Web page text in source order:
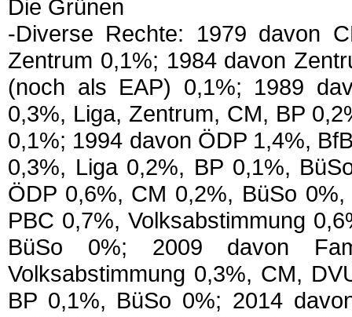
Die Grünen
-Diverse Rechte: 1979 davon
Zentrum 0,1%; 1984 davon
(noch als EAP) 0,1%; 1989
0,3%, Liga, Zentrum, CM, BP
0,1%; 1994 davon ÖDP 1,4%,
0,3%, Liga 0,2%, BP 0,1%,
ÖDP 0,6%, CM 0,2%, BüSo
PBC 0,7%, Volksabstimmung
BüSo 0%; 2009 davon
Volksabstimmung 0,3%, CM,
BP 0,1%, BüSo 0%; 2014